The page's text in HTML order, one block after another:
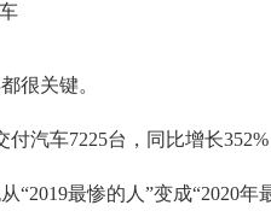
很关键。
汽车7225台，同比增长352%
最惨的人”变成“2020年